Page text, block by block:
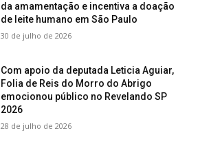
da amamentação e incentiva a doação
de leite humano em São Paulo
30 de julho de 2026
Com apoio da deputada Leticia Aguiar,
Folia de Reis do Morro do Abrigo
emocionou público no Revelando SP
2026
28 de julho de 2026